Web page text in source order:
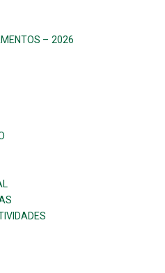
– 2026